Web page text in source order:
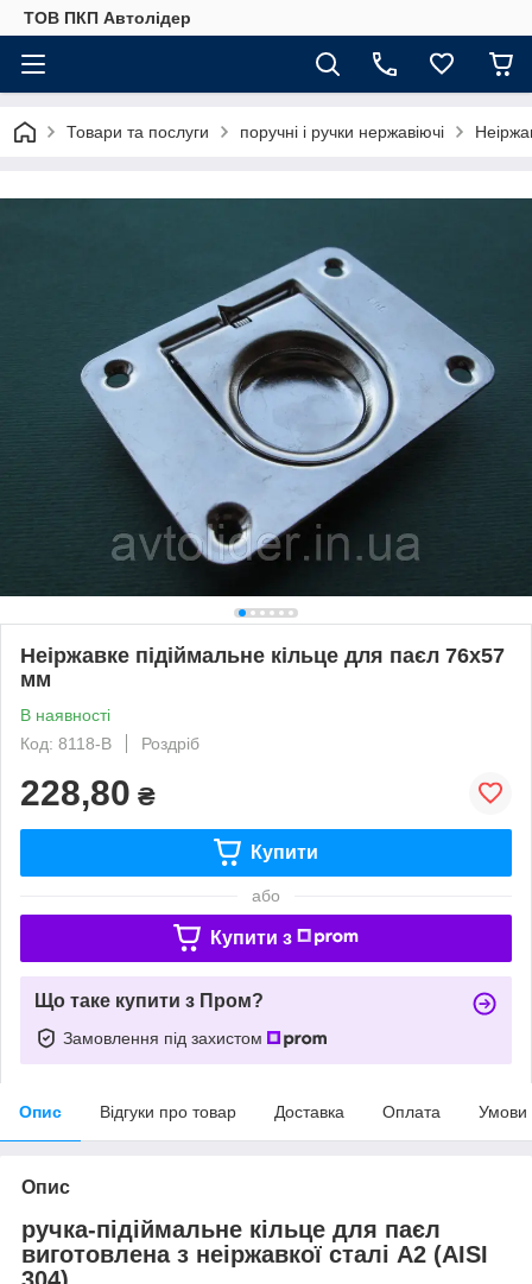
ТОВ ПКП Автолідер
Товари та послуги поручні і ручки нержавіючі
Неіржавке підіймальне кільце для паєл 76х57
мм
В наявності
Код: 8118-B
Роздріб
228,80 ₴
Купити
або
Купити з
Що таке купити з Пром?
Замовлення під захистом
Опис Відгуки про товар Доставка Оплата Умови
Опис
ручка-підіймальне кільце для паєл
виготовлена з неіржавкої сталі А2 (AISI